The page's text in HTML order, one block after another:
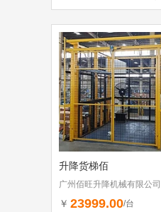
升降货梯佰
广州佰旺升降机械有限公司
￥ 23999.00/台